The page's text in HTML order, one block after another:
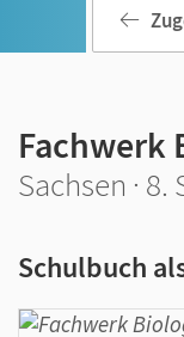
Fachwerk
Sachsen ·
Schulbuch